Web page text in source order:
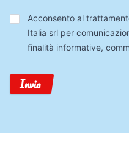
Trattamento
Dati
Acconsento al
Italia srl per
finalità informative,
Invia